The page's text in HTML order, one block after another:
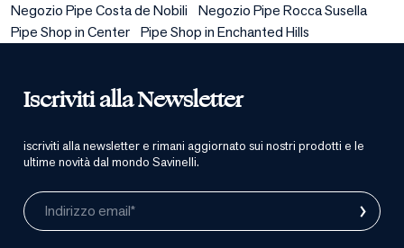
Negozio Pipe Costa de Nobili
Negozio Pipe Rocca Susella
Pipe Shop in Center Pipe Shop in Enchanted Hills
Iscriviti alla Newsletter
iscriviti alla newsletter e rimani aggiornato sui nostri prodotti e le
ultime novità dal mondo Savinelli.
Indirizzo email* ›